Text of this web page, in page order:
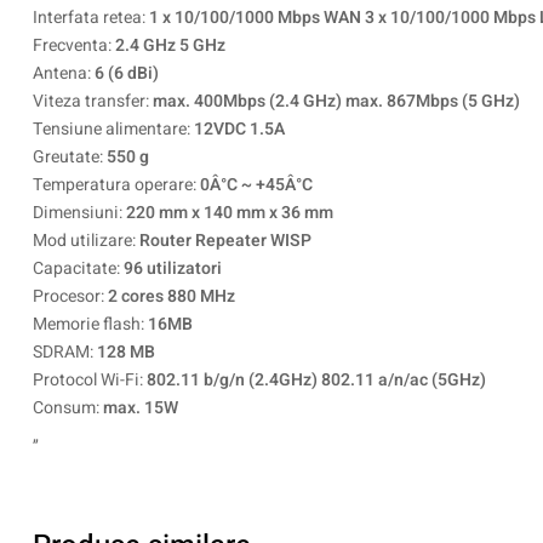
Interfata retea:1 x 10/100/1000 Mbps WAN 3 x 10/100/1000 Mbps
Frecventa:2.4 GHz 5 GHz
Antena:6 (6 dBi)
Viteza transfer:max. 400Mbps (2.4 GHz) max. 867Mbps (5 GHz)
Tensiune alimentare:12VDC 1.5A
Greutate:550 g
Temperatura operare:0Â°C ~ +45Â°C
Dimensiuni:220 mm x 140 mm x 36 mm
Mod utilizare:Router Repeater WISP
Capacitate:96 utilizatori
Procesor:2 cores 880 MHz
Memorie flash:16MB
SDRAM:128 MB
Protocol Wi-Fi:802.11 b/g/n (2.4GHz) 802.11 a/n/ac (5GHz)
Consum:max. 15W
„